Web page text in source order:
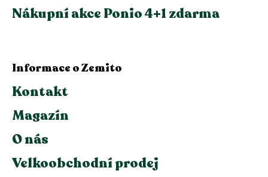
Nákupní akce Ponio 4+1 zdarma
Informace o Zemito
Kontakt
Magazín
O nás
Velkoobchodní prodej